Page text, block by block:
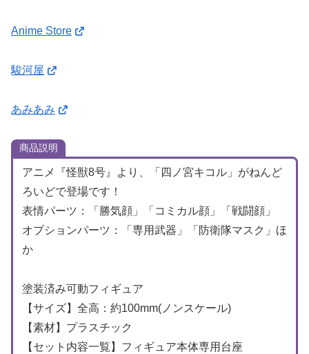
Anime Store
駿河屋
あみあみ
商品説明
アニメ『怪獣8号』より、「四ノ宮キコル」がねんど
ろいどで登場です！
表情パーツ：「勝気顔」「コミカル顔」「戦闘顔」
オプションパーツ：「専用武器」「防衛隊マスク」ほ
か
塗装済み可動フィギュア
【サイズ】全高：約100mm(ノンスケール)
【素材】プラスチック
【セット内容一覧】フィギュア本体専用台座